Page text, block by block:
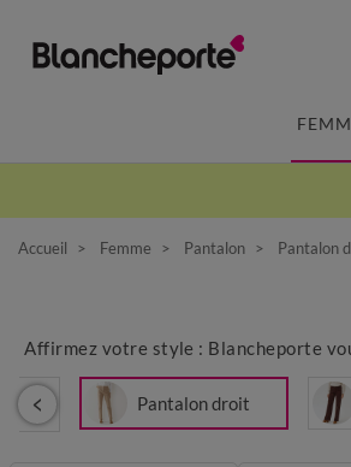
Accueil Femme Pantalon Pantalon
Affirmez votre style : Blancheporte
Pantalon droit